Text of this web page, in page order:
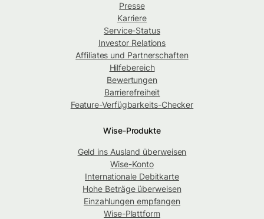
Presse
Karriere
Service-Status
Investor Relations
Affiliates und Partnerschaften
Hilfebereich
Bewertungen
Barrierefreiheit
Feature-Verfügbarkeits-Checker
Wise-Produkte
Geld ins Ausland überweisen
Wise-Konto
Internationale Debitkarte
Hohe Beträge überweisen
Einzahlungen empfangen
Wise-Plattform